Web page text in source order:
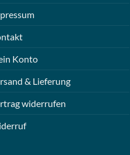
Konto
& Lieferung
widerrufen